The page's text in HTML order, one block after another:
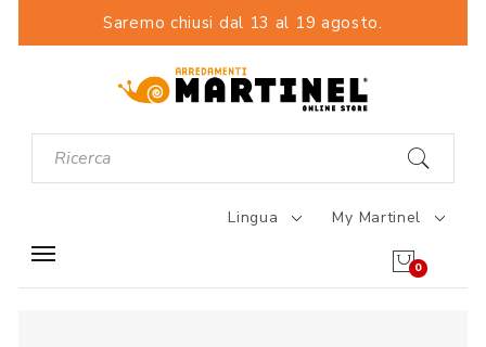
Saremo chiusi dal 13 al 19 agosto.
Lingua My Martinel
0